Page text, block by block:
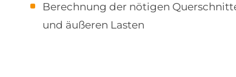
Berechnung der nötigen
und äußeren Lasten